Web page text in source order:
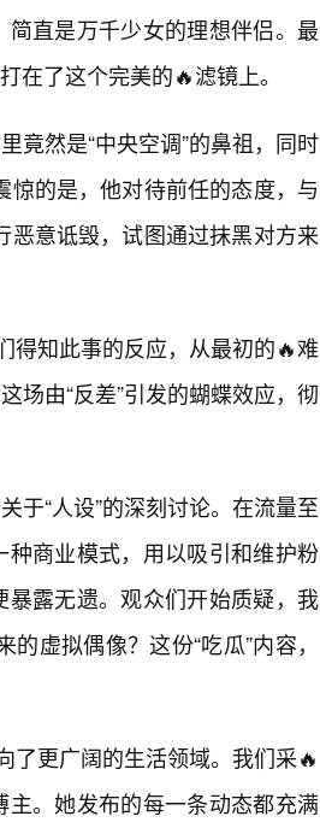
直是万千少女的理想伴侣。最
在了这个完美的🔥滤镜上。
竟然是“中央空调”的鼻祖，同时
的是，他对待前任的态度，与
意诋毁，试图通过抹黑对方来
得知此事的反应，从最初的🔥难
场由“反差”引发的蝴蝶效应，彻
于“人设”的深刻讨论。在流量至
种商业模式，用以吸引和维护粉
暴露无遗。观众们开始质疑，我
虚拟偶像？这份“吃瓜”内容，
了更广阔的生活领域。我们采🔥
主。她发布的每一条动态都充满